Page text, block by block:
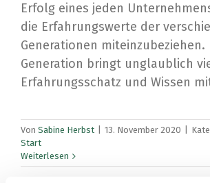
Erfolg eines jeden
die Erfahrungswerte der
Generationen miteinzubeziehen.
Generation bringt unglaublich
Erfahrungsschatz und Wissen
Von Sabine Herbst 13. November 2020
Start
Weiterlesen